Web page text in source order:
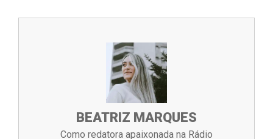
BEATRIZ MARQUES
Como redatora apaixonada na Rádio